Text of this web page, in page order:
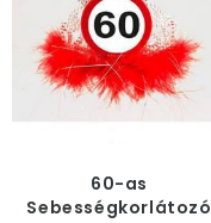
60-as
Sebességkorlátozó